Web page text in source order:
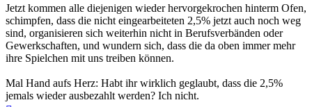
Jetzt kommen alle diejenigen wieder hervorgekrochen hinterm Ofen,
schimpfen, dass die nicht eingearbeiteten 2,5% jetzt auch noch weg
sind, organisieren sich weiterhin nicht in Berufsverbänden oder
Gewerkschaften, und wundern sich, dass die da oben immer mehr
ihre Spielchen mit uns treiben können.
Mal Hand aufs Herz: Habt ihr wirklich geglaubt, dass die 2,5%
jemals wieder ausbezahlt werden? Ich nicht.